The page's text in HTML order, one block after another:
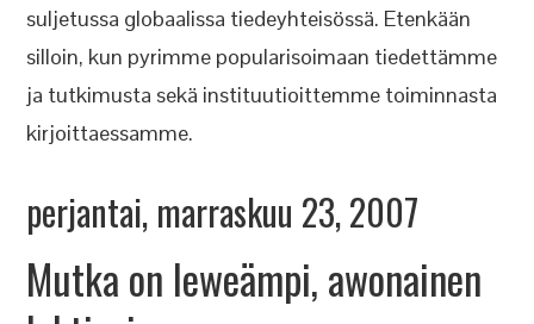
suljetussa globaalissa tiedeyhteisössä. Etenkään
silloin, kun pyrimme popularisoimaan tiedettämme
ja tutkimusta sekä instituutioittemme toiminnasta
kirjoittaessamme.
perjantai, marraskuu 23, 2007
Mutka on leweämpi, awonainen